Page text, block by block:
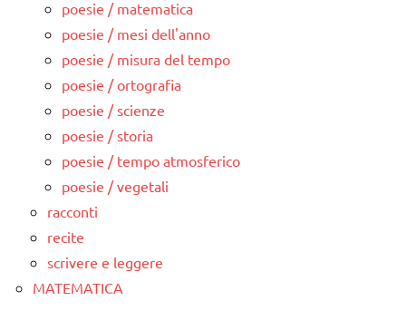
poesie / matematica
poesie / mesi dell'anno
poesie / misura del tempo
poesie / ortografia
poesie / scienze
poesie / storia
poesie / tempo atmosferico
poesie / vegetali
racconti
recite
scrivere e leggere
MATEMATICA